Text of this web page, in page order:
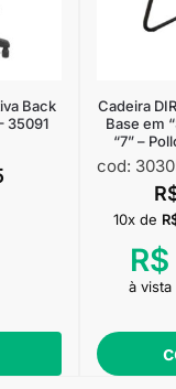
Back
35091
Cadeira
Base em
“7” –
cod:
10x de
R$
à